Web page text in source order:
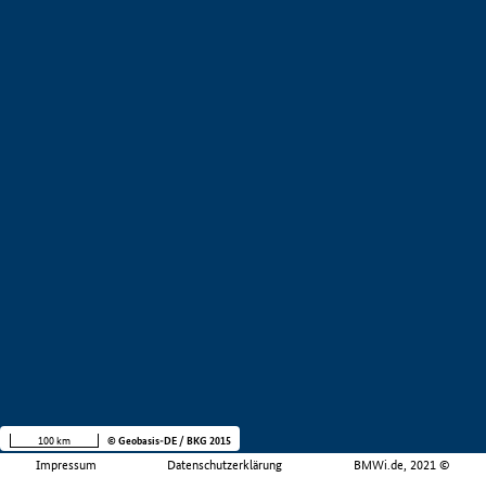
Impressum Datenschutzerklärung BMWi.de, 2021 ©
100 km © Geobasis-DE / BKG 2015